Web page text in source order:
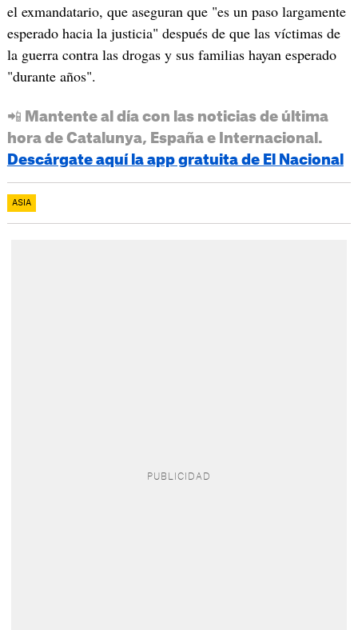
el exmandatario, que aseguran que "es un paso largamente
esperado hacia la justicia" después de que las víctimas de
la guerra contra las drogas y sus familias hayan esperado
"durante años".
📲 Mantente al día con las noticias de última
hora de Catalunya, España e Internacional.
Descárgate aquí la app gratuita de El Nacional
ASIA